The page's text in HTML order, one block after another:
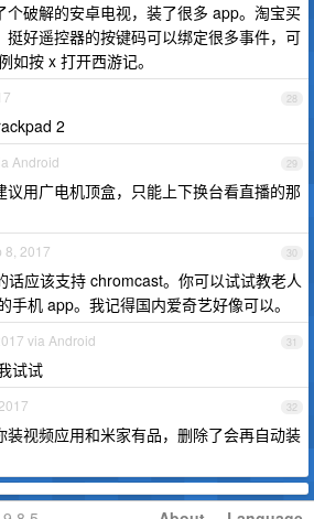
个破解的安卓电视，装了很多 app。淘宝买
挺好遥控器的按键码可以绑定很多事件，可
如按 x 打开西游记。
28
2
29
Android
议用广电机顶盒，只能上下换台看直播的那
30
8, 2017
话应该支持 chromcast。你可以试试教老人
手机 app。我记得国内爱奇艺好像可以。
31
via Android
试试
32
装视频应用和米家有品，删除了会再自动装